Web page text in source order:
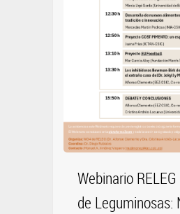
Webinario RELEG
de Leguminosas: